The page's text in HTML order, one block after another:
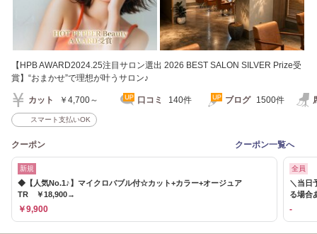
【HPB AWARD2024.25注目サロン選出 2026 BEST SALON SILVER Prize受
賞】“おまかせ”で理想が叶うサロン♪
カット ￥4,700～ 口コミ 140件 ブログ 1500件
スマート支払いOK
クーポン クーポン一覧へ
新規
◆【人気No.1♪】マイクロバブル付☆カット+カラー+オージュア
TR ￥18,900→
￥9,900
全員
＼当日
る場合
-